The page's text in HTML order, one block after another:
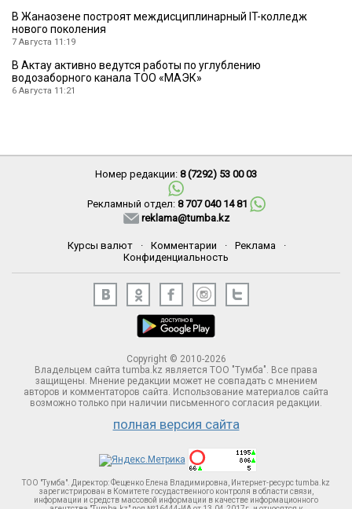
В Жанаозене построят междисциплинарный IT-колледж
нового поколения
7 Августа 11:19
В Актау активно ведутся работы по углублению
водозаборного канала ТОО «МАЭК»
6 Августа 11:21
Номер редакции: 8 (7292) 53 00 03
Рекламный отдел: 8 707 040 14 81
reklama@tumba.kz
Курсы валют · Комментарии · Реклама
·
Конфиденциальность
Copyright © 2010-2026
Владельцем сайта tumba.kz является ТОО "Тумба". Все права
защищены. Мнение редакции может не совпадать с мнением
авторов и комментаторов сайта. Использование материалов сайта
возможно только при наличии письменного согласия редакции.
полная версия сайта
ТОО "Тумба". Директор: Фещенко Елена Владимировна, Интернет-ресурс tumba.kz
зарегистрирован в Комитете госудаственного контроля в области связи,
информации и средств массовой информации в качестве информационного